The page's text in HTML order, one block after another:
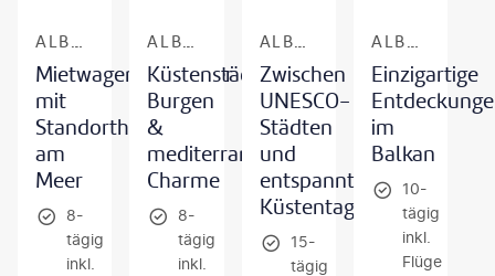
ALBANIEN
Mietwagenabenteuer
mit
Standorthotel
am
Meer
8-
tägig
inkl.
ALBANIEN & MONTENEGRO
Küstenstädte,
Burgen
&
mediterraner
Charme
8-
tägig
inkl.
ALBANIEN
Zwischen
UNESCO-
Städten
und
entspannten
Küstentagen
15-
tägig
ALBANIEN, NORDMAZEDONIEN & KOSOVO
Einzigartige
im
Balkan
10-
tägig
inkl.
Flüge